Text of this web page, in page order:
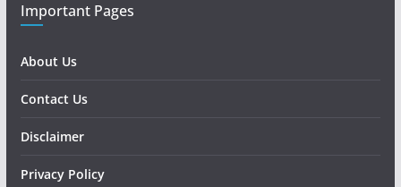
Important Pages
About Us
Contact Us
Disclaimer
Privacy Policy